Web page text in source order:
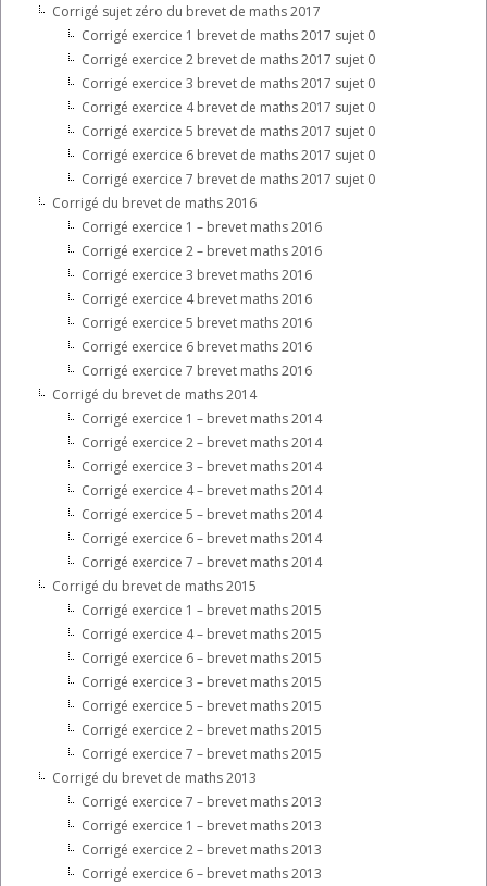
Corrigé sujet zéro du brevet de maths 2017
Corrigé exercice 1 brevet de maths 2017 sujet 0
Corrigé exercice 2 brevet de maths 2017 sujet 0
Corrigé exercice 3 brevet de maths 2017 sujet 0
Corrigé exercice 4 brevet de maths 2017 sujet 0
Corrigé exercice 5 brevet de maths 2017 sujet 0
Corrigé exercice 6 brevet de maths 2017 sujet 0
Corrigé exercice 7 brevet de maths 2017 sujet 0
Corrigé du brevet de maths 2016
Corrigé exercice 1 – brevet maths 2016
Corrigé exercice 2 – brevet maths 2016
Corrigé exercice 3 brevet maths 2016
Corrigé exercice 4 brevet maths 2016
Corrigé exercice 5 brevet maths 2016
Corrigé exercice 6 brevet maths 2016
Corrigé exercice 7 brevet maths 2016
Corrigé du brevet de maths 2014
Corrigé exercice 1 – brevet maths 2014
Corrigé exercice 2 – brevet maths 2014
Corrigé exercice 3 – brevet maths 2014
Corrigé exercice 4 – brevet maths 2014
Corrigé exercice 5 – brevet maths 2014
Corrigé exercice 6 – brevet maths 2014
Corrigé exercice 7 – brevet maths 2014
Corrigé du brevet de maths 2015
Corrigé exercice 1 – brevet maths 2015
Corrigé exercice 4 – brevet maths 2015
Corrigé exercice 6 – brevet maths 2015
Corrigé exercice 3 – brevet maths 2015
Corrigé exercice 5 – brevet maths 2015
Corrigé exercice 2 – brevet maths 2015
Corrigé exercice 7 – brevet maths 2015
Corrigé du brevet de maths 2013
Corrigé exercice 7 – brevet maths 2013
Corrigé exercice 1 – brevet maths 2013
Corrigé exercice 2 – brevet maths 2013
Corrigé exercice 6 – brevet maths 2013